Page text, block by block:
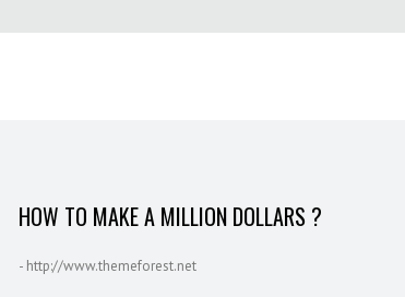
HOW TO MAKE A MILLION DOLLARS ?
- http://www.themeforest.net